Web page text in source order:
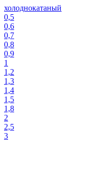
холоднокатаный
0,5
0,6
0,7
0,8
0,9
1
1,2
1,3
1,4
1,5
1,8
2
2,5
3